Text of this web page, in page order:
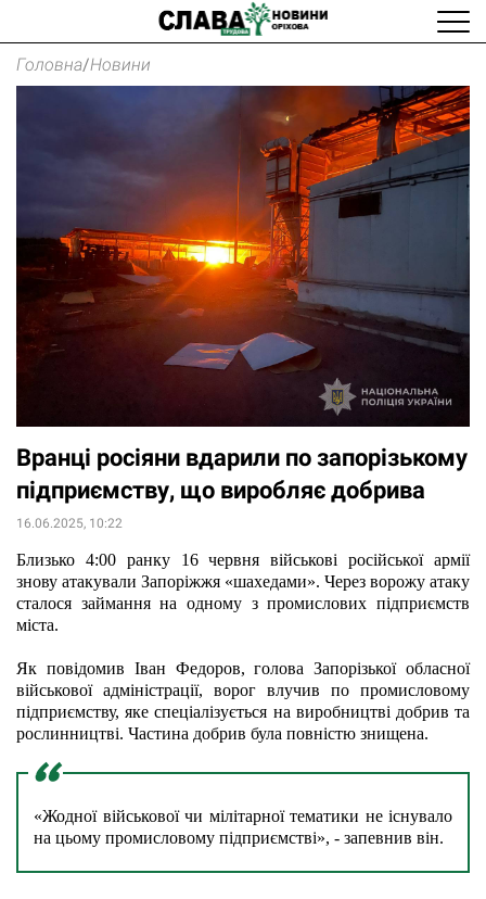
Головна/Новини
Вранці росіяни вдарили по запорізькому
підприємству, що виробляє добрива
16.06.2025, 10:22
Близько 4:00 ранку 16 червня військові російської армії
знову атакували Запоріжжя «шахедами». Через ворожу атаку
сталося займання на одному з промислових підприємств
міста.
Як повідомив Іван Федоров, голова Запорізької обласної
військової адміністрації, ворог влучив по промисловому
підприємству, яке спеціалізується на виробництві добрив та
рослинництві. Частина добрив була повністю знищена.
«Жодної військової чи мілітарної тематики не існувало
на цьому промисловому підприємстві», - запевнив він.